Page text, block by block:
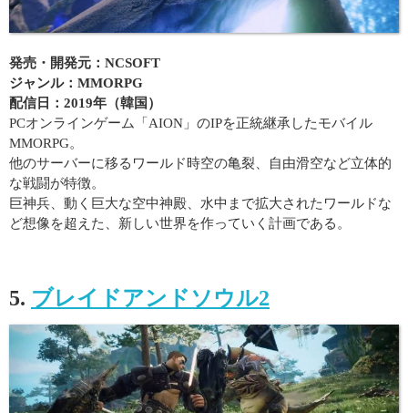
発売・開発元：NCSOFT
ジャンル：MMORPG
配信日：2019年（韓国）
PCオンラインゲーム「AION」のIPを正統継承したモバイル
MMORPG。
他のサーバーに移るワールド時空の亀裂、自由滑空など立体的
な戦闘が特徴。
巨神兵、動く巨大な空中神殿、水中まで拡大されたワールドな
ど想像を超えた、新しい世界を作っていく計画である。
5. ブレイドアンドソウル2